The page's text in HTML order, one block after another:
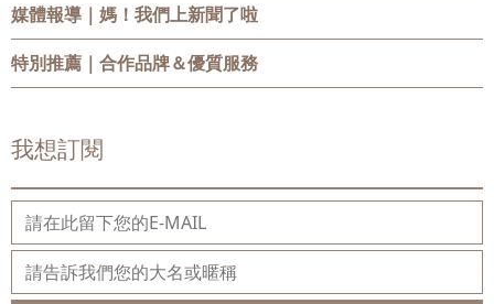
媒體報導 ｜媽！我們上新聞了啦
特別推薦 ｜合作品牌＆優質服務
我想訂閱